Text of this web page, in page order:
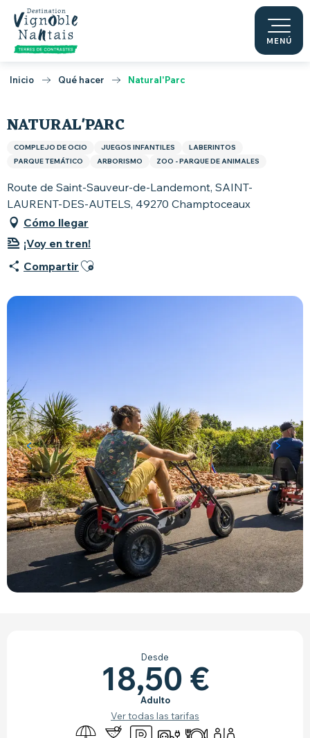
Aller
contenu
principal
MENÚ
Inicio Qué hacer Natural'Parc
NATURAL'PARC
COMPLEJO DE OCIO JUEGOS INFANTILES
LABERINTOS
PARQUE TEMÁTICO
ARBORISMO ZOO - PARQUE DE ANIMALES
Route de Saint-Sauveur-de-Landemont, SAINT-
LAURENT-DES-AUTELS, 49270 Champtoceaux
Cómo llegar
¡Voy en tren!
Compartir Ajouter aux favoris
Desde
18,50 €
Adulto
Ver todas las tarifas
Zona de picnic
Bar / Refrigerio
Aparcamiento
Conexiones eléctricas
Restaurante
Aseos